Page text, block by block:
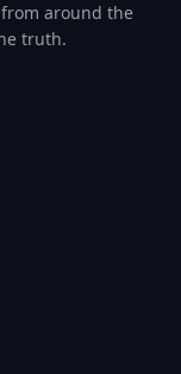
around the
truth.